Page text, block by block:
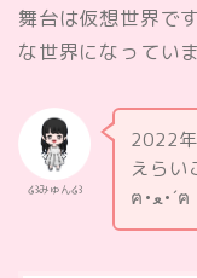
舞台は仮想世界で
な世界になってい
໒꒱みゅん໒꒱
2022
えらい
ฅ•ﻌ•´ฅ